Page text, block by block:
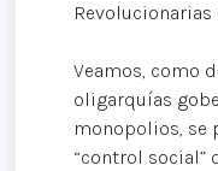
Veamos, como
oligarquías
monopolios, se
“control social”